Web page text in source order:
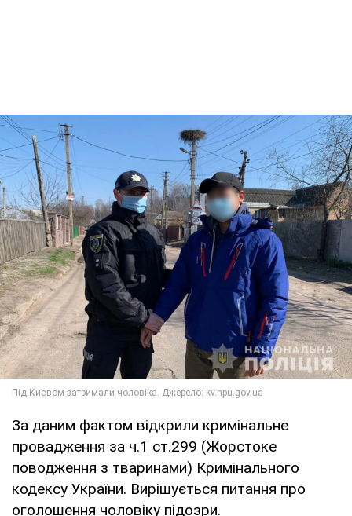
За даним фактом відкрили кримінальне
провадження за ч.1 ст.299 (Жорстоке
поводження з тваринами) Кримінального
кодексу України. Вирішується питання про
оголошення чоловіку підозри.